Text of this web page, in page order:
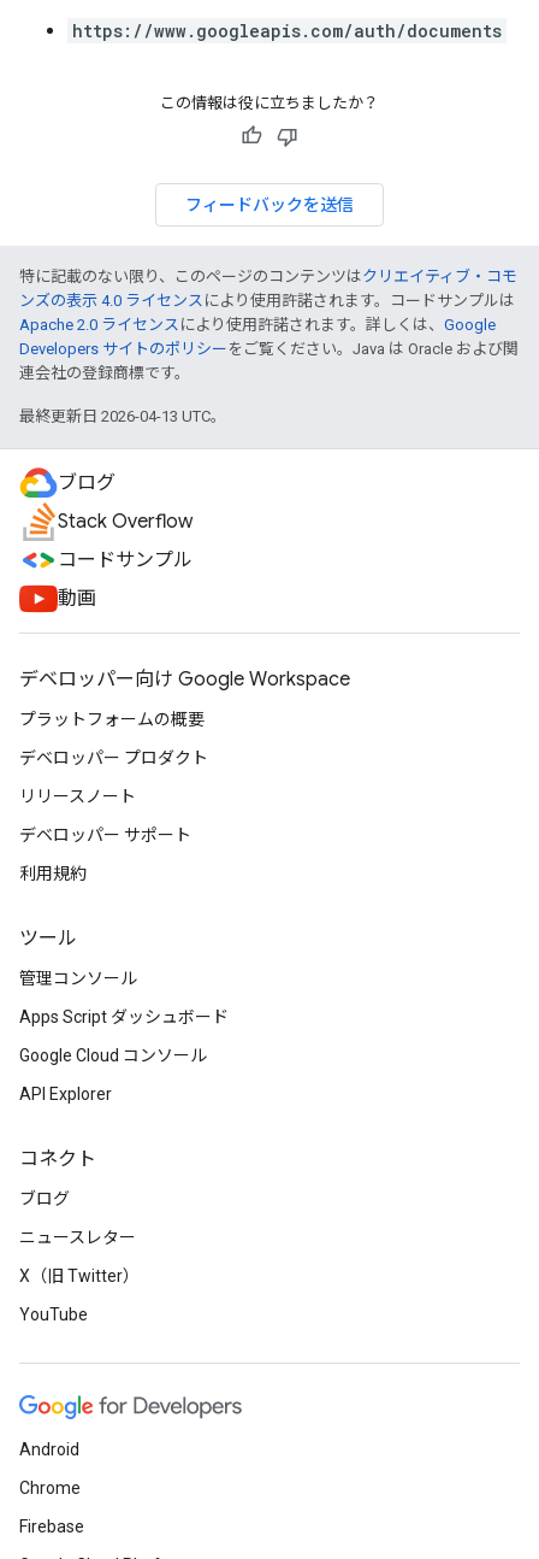
https://www.googleapis.com/auth/documents
この情報は役に立ちましたか？
フィードバックを送信
特に記載のない限り、このページのコンテンツはクリエイティブ・コモ
ンズの表示 4.0 ライセンス により使用許諾されます。コードサンプルは
Apache 2.0 ライセンス により使用許諾されます。詳しくは、 Google
Developers サイトのポリシー をご覧ください。Java は Oracle および関
連会社の登録商標です。
最終更新日 2026-04-13 UTC。
ブログ
Stack Overflow
コードサンプル
動画
デベロッパー向け Google Workspace
プラットフォームの概要
デベロッパー プロダクト
リリースノート
デベロッパー サポート
利用規約
ツール
管理コンソール
Apps Script ダッシュボード
Google Cloud コンソール
API Explorer
コネクト
ブログ
ニュースレター
X（旧 Twitter）
YouTube
Android
Chrome
Firebase